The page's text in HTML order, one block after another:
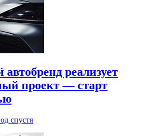
реализует
проект — старт
спустя